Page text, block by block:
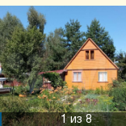
1из 8